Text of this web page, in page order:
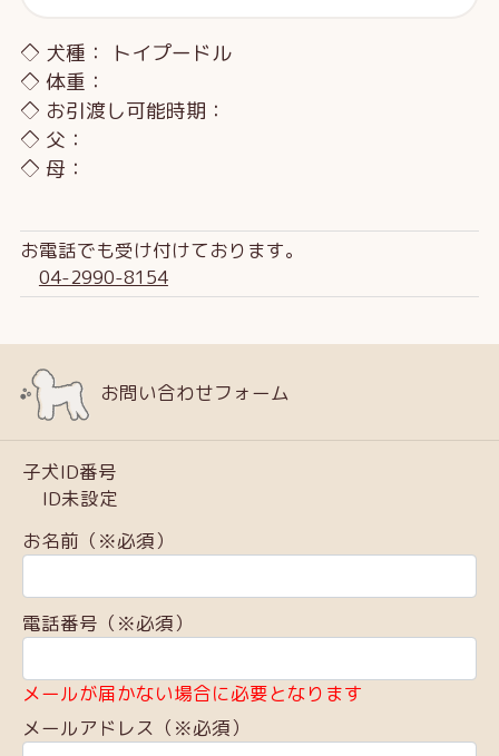
◇ 犬種： トイプードル
◇ 体重：
◇ お引渡し可能時期：
◇ 父：
◇ 母：
お電話でも受け付けております。
04-2990-8154
お問い合わせフォーム
子犬ID番号
ID未設定
お名前（※必須）
電話番号（※必須）
メールが届かない場合に必要となります
メールアドレス（※必須）